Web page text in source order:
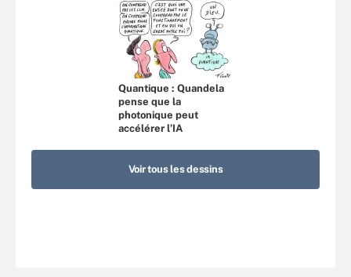
Quantique : Quandela
pense que la
photonique peut
accélérer l’IA
Voir tous les dessins